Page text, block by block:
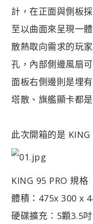
計，在正面與側板
至以曲面來呈現一
散熱取向需求的玩
孔，內部側邊風扇
面板右側邊則是埋
塔散、旗艦顯卡都
此次開箱的是
KING 95 PRO 規格
體積：475x 300 x
硬碟擴充：5顆3.5